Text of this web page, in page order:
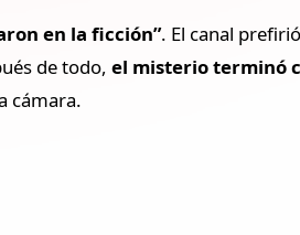
en la ficción”. El canal
de todo, el misterio terminó
cámara.